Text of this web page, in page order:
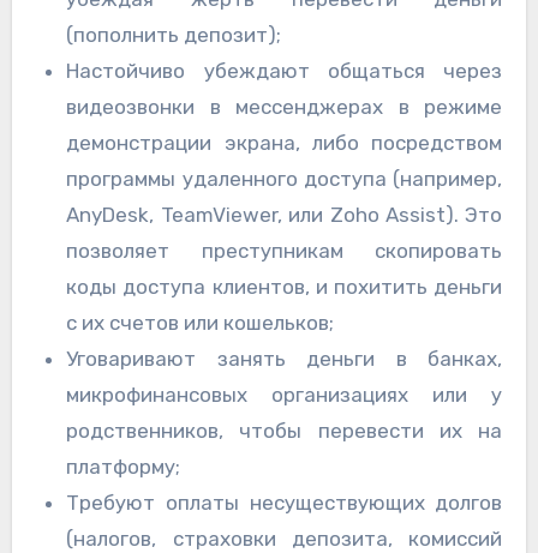
(пополнить депозит);
Настойчиво убеждают общаться через
видеозвонки в мессенджерах в режиме
демонстрации экрана, либо посредством
программы удаленного доступа (например,
AnyDesk, TeamViewer, или Zoho Assist). Это
позволяет преступникам скопировать
коды доступа клиентов, и похитить деньги
с их счетов или кошельков;
Уговаривают занять деньги в банках,
микрофинансовых организациях или у
родственников, чтобы перевести их на
платформу;
Требуют оплаты несуществующих долгов
(налогов, страховки депозита, комиссий